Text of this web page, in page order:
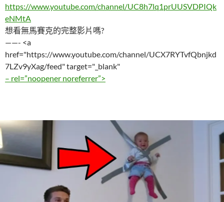
https://www.youtube.com/channel/UC8h7lq1prUUSVDPIQk
eNMtA
想看無馬賽克的完整影片嗎?
——- <a
href="https://www.youtube.com/channel/UCX7RYTvfQbnjkd
7LZv9yXag/feed" target="_blank"
– rel=”noopener noreferrer”>